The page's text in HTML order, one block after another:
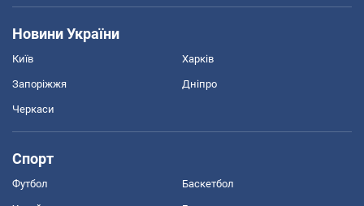
Новини України
Київ Харків
Запоріжжя Дніпро
Черкаси
Спорт
Футбол Баскетбол